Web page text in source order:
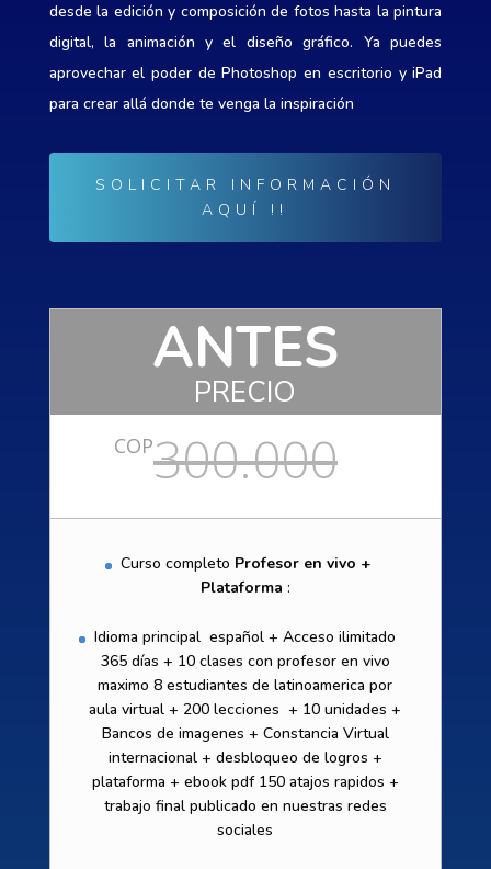
desde la edición y composición de fotos hasta la pintura
digital, la animación y el diseño gráfico. Ya puedes
aprovechar el poder de Photoshop en escritorio y iPad
para crear allá donde te venga la inspiración
SOLICITAR INFORMACIÓN
AQUÍ !!
ANTES
PRECIO
COP300.000
Curso completo Profesor en vivo +
Plataforma :
Idioma principal español + Acceso ilimitado
365 días + 10 clases con profesor en vivo
maximo 8 estudiantes de latinoamerica por
aula virtual + 200 lecciones + 10 unidades +
Bancos de imagenes + Constancia Virtual
internacional + desbloqueo de logros +
plataforma + ebook pdf 150 atajos rapidos +
trabajo final publicado en nuestras redes
sociales